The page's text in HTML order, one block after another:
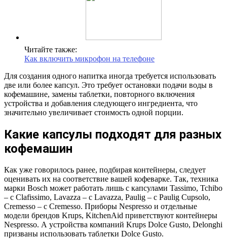
Читайте также:
Как включить микрофон на телефоне
Для создания одного напитка иногда требуется использовать
две или более капсул. Это требует остановки подачи воды в
кофемашине, замены таблетки, повторного включения
устройства и добавления следующего ингредиента, что
значительно увеличивает стоимость одной порции.
Какие капсулы подходят для разных
кофемашин
Как уже говорилось ранее, подбирая контейнеры, следует
оценивать их на соответствие вашей кофеварке. Так, техника
марки Bosch может работать лишь с капсулами Tassimo, Tchibo
– с Clafissimo, Lavazza – с Lavazza, Paulig – с Paulig Cupsolo,
Cremesso – с Cremesso. Приборы Nespresso и отдельные
модели брендов Krups, KitchenAid приветствуют контейнеры
Nespresso. А устройства компаний Krups Dolce Gusto, Delonghi
призваны использовать таблетки Dolce Gusto.